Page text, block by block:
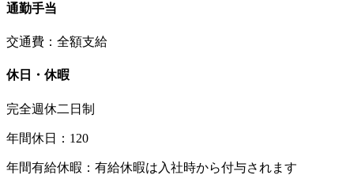
通勤手当
交通費：全額支給
休日・休暇
完全週休二日制
年間休日：120
年間有給休暇：有給休暇は入社時から付与されます